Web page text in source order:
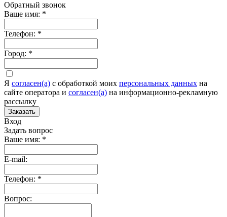
Обратный звонок
Ваше имя: *
Телефон: *
Город: *
Я согласен(а) c обработкой моих персональных данных на
сайте оператора и согласен(а) на информационно-рекламную
рассылку
Заказать
Вход
Задать вопрос
Ваше имя: *
E-mail:
Телефон: *
Вопрос: